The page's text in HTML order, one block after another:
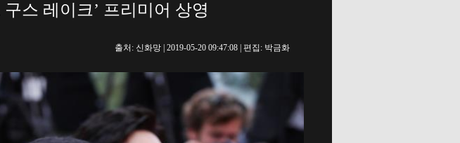
스 레이크’ 프리미어 상영
출처: 신화망 | 2019-05-20 09:47:08 | 편집: 박금화